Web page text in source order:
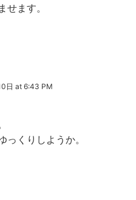
せます。
日 at 6:43 PM
っくりしようか。